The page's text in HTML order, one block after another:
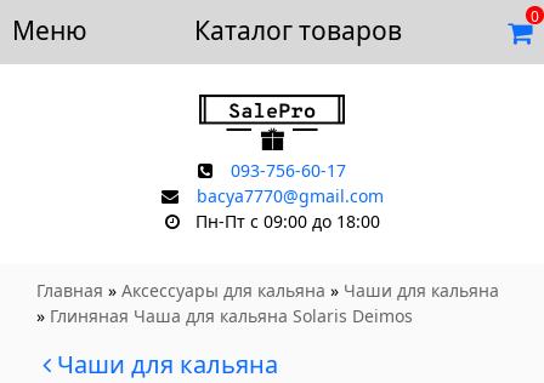
Меню Каталог товаров 0
Доставка и оплата Отзывы Скидки Контакты
093-756-60-17
bacya7770@gmail.com
Пн-Пт с 09:00 до 18:00
Главная » Аксессуары для кальяна » Чаши для кальяна
» Глиняная Чаша для кальяна Solaris Deimos
Чаши для кальяна